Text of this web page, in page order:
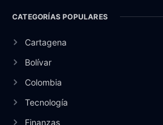
CATEGORÍAS POPULARES
Cartagena
Bolívar
Colombia
Tecnología
Finanzas